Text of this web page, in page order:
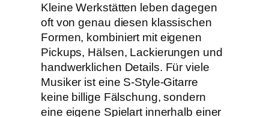
Kleine Werkstätten leben dagegen
oft von genau diesen klassischen
Formen, kombiniert mit eigenen
Pickups, Hälsen, Lackierungen und
handwerklichen Details. Für viele
Musiker ist eine S-Style-Gitarre
keine billige Fälschung, sondern
eine eigene Spielart innerhalb einer